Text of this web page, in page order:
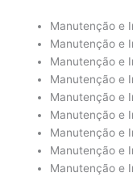
Manutenção e
Manutenção e
Manutenção e
Manutenção e
Manutenção e
Manutenção e
Manutenção e
Manutenção e
Manutenção e